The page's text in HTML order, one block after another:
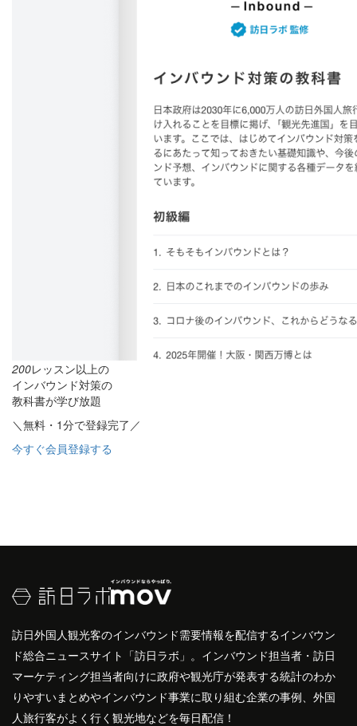
200レッスン以上の
インバウンド対策の
教科書が学び放題
＼無料・1分で登録完了／
今すぐ会員登録する
訪日外国人観光客のインバウンド需要情報を配信するインバウン
ド総合ニュースサイト「訪日ラボ」。インバウンド担当者・訪日
マーケティング担当者向けに政府や観光庁が発表する統計のわか
りやすいまとめやインバウンド事業に取り組む企業の事例、外国
人旅行客がよく行く観光地などを毎日配信！